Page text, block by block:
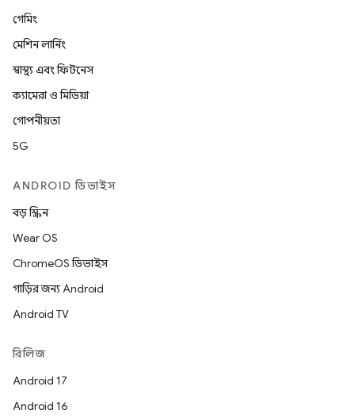
গেমিং
মেশিন লার্নিং
স্বাস্থ্য এবং ফিটনেস
ক্যামেরা ও মিডিয়া
গোপনীয়তা
5G
ANDROID ডিভাইস
বড় স্ক্রিন
Wear OS
ChromeOS ডিভাইস
গাড়ির জন্য Android
Android TV
রিলিজ
Android 17
Android 16